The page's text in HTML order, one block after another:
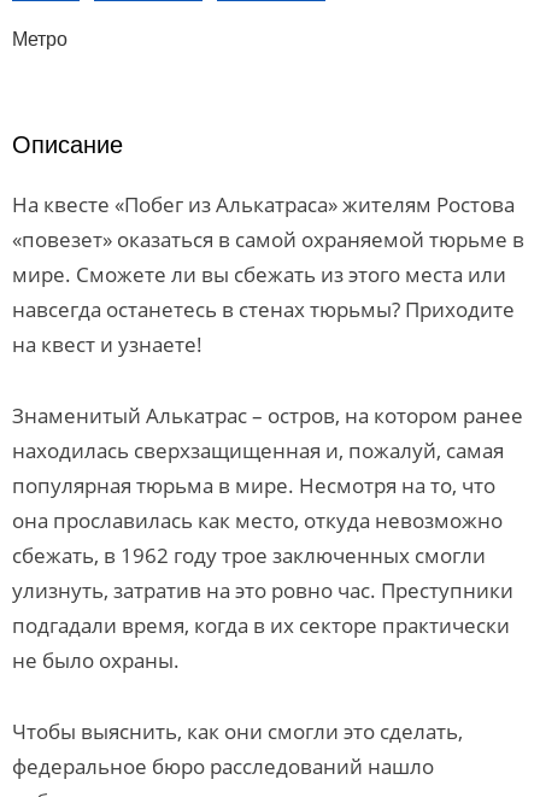
Метро
Описание
На квесте «Побег из Алькатраса» жителям Ростова
«повезет» оказаться в самой охраняемой тюрьме в
мире. Сможете ли вы сбежать из этого места или
навсегда останетесь в стенах тюрьмы? Приходите
на квест и узнаете!
Знаменитый Алькатрас – остров, на котором ранее
находилась сверхзащищенная и, пожалуй, самая
популярная тюрьма в мире. Несмотря на то, что
она прославилась как место, откуда невозможно
сбежать, в 1962 году трое заключенных смогли
улизнуть, затратив на это ровно час. Преступники
подгадали время, когда в их секторе практически
не было охраны.
Чтобы выяснить, как они смогли это сделать,
федеральное бюро расследований нашло